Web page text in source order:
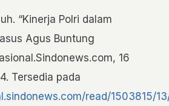
“Kinerja Polri dalam
Agus Buntung
16
Tersedia pada
read/1503815/